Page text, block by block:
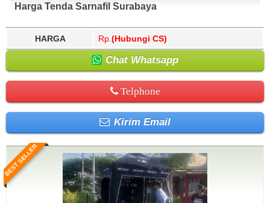
Harga Tenda Sarnafil Surabaya
HARGA Rp. (Hubungi CS)
Chat Whatsapp
Telphone
Kirim Email
BEST SELLER